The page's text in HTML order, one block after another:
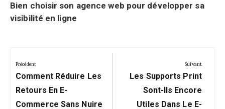
Bien choisir son agence web pour développer sa
visibilité en ligne
de
l’article
Précédent
Précédent:
Comment Réduire Les
Retours En E-
Commerce Sans Nuire
Suivant
Suivant:
Les Supports Print
Sont-Ils Encore
Utiles Dans Le E-